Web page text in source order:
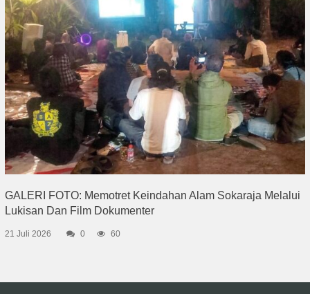
GALERI FOTO: Memotret Keindahan Alam Sokaraja Melalui
Lukisan Dan Film Dokumenter
21 Juli 2026 0 60